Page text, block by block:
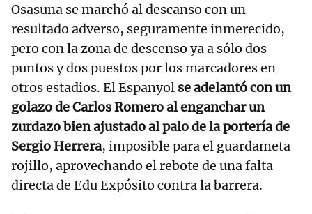
Osasuna se marchó al descanso con un
resultado adverso, seguramente inmerecido,
pero con la zona de descenso ya a sólo dos
puntos y dos puestos por los marcadores en
otros estadios. El Espanyol se adelantó con un
golazo de Carlos Romero al enganchar un
zurdazo bien ajustado al palo de la portería de
Sergio Herrera, imposible para el guardameta
rojillo, aprovechando el rebote de una falta
directa de Edu Expósito contra la barrera.